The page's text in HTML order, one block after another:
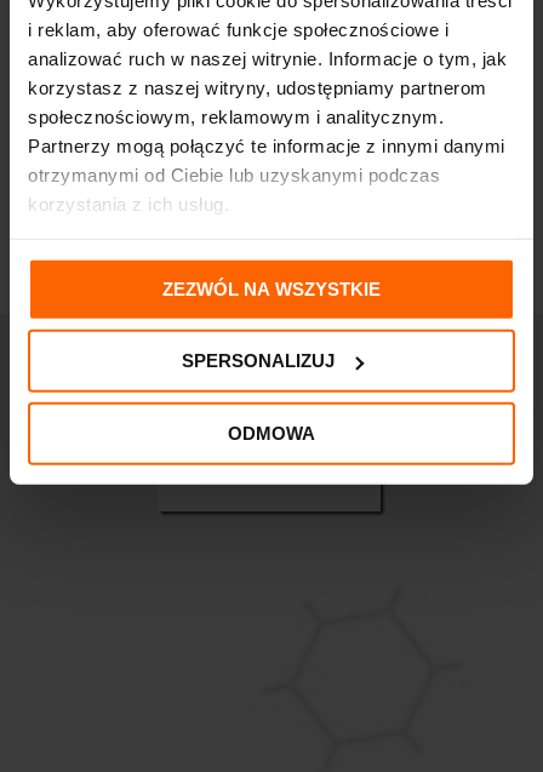
i reklam, aby oferować funkcje społecznościowe i
analizować ruch w naszej witrynie. Informacje o tym, jak
korzystasz z naszej witryny, udostępniamy partnerom
społecznościowym, reklamowym i analitycznym.
Partnerzy mogą połączyć te informacje z innymi danymi
otrzymanymi od Ciebie lub uzyskanymi podczas
korzystania z ich usług.
ZEZWÓL NA WSZYSTKIE
SPERSONALIZUJ
ODMOWA